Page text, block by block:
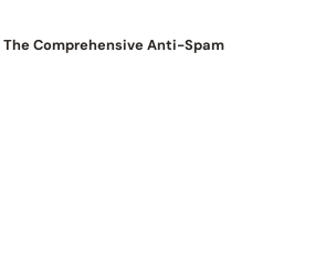
The Comprehensive Anti-Spam